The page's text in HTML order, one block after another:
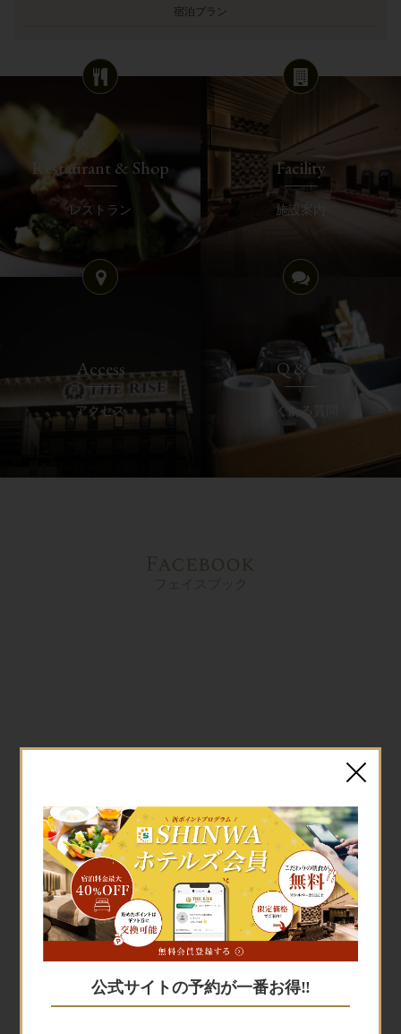
宿泊プラン
Restaurant & Shop
レストラン
Facility
施設案内
Access
アクセス
Q & A
よくある質問
Facebook
フェイスブック
宿泊予約
宿泊予約
公式サイトの予約が一番お得‼